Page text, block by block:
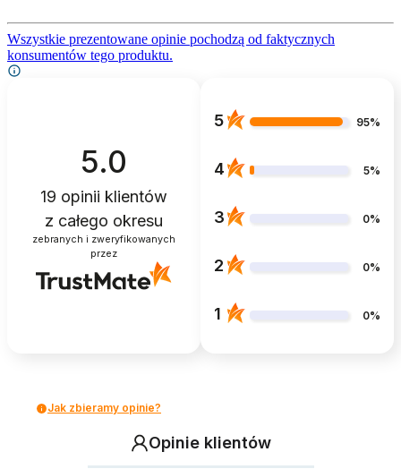
Wszystkie prezentowane opinie pochodzą od faktycznych
konsumentów tego produktu.
5.0
19 opinii klientów
z całego okresu
zebranych i zweryfikowanych
przez
5 95%
4 5%
3 0%
2 0%
1 0%
Jak zbieramy opinie?
Opinie klientów